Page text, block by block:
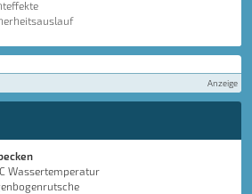
Anzeige
Wassertemperatur